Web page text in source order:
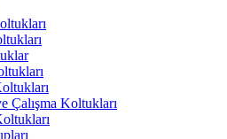
Çalışma Koltukları